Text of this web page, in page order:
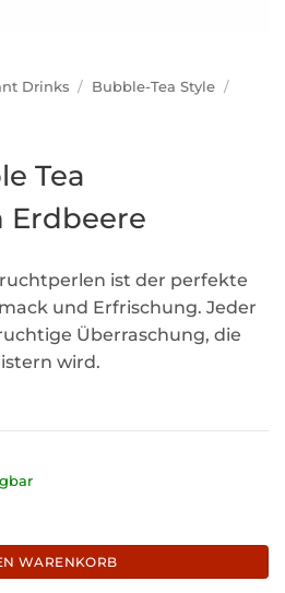
Drinks / Bubble-Tea Style /
Tea
ist der perfekte
und Erfrischung. Jeder
Überraschung, die
wird.
WARENKORB